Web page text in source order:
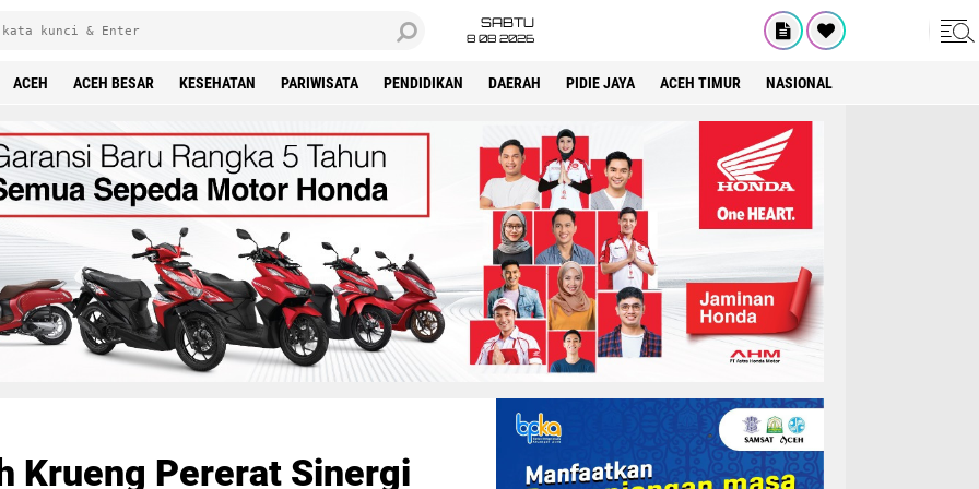
SABTU
8 08 2026
ACEH ACEH BESAR KESEHATAN PARIWISATA PENDIDIKAN DAERAH PIDIE JAYA ACEH TIMUR NASIONAL
Krueng Pererat Sinergi